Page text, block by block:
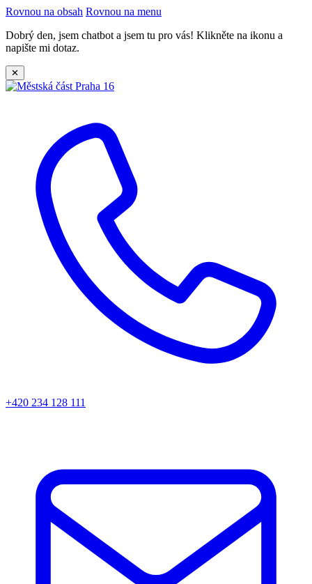
Rovnou na obsah Rovnou na menu
Dobrý den, jsem chatbot a jsem tu pro vás! Klikněte na ikonu a
napište mi dotaz.
✕
+420 234 128 111